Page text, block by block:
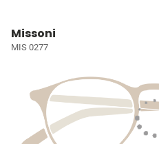
Missoni
MIS 0277